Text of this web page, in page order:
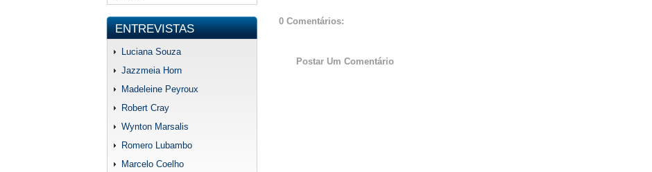
ENTREVISTAS
Luciana Souza
Jazzmeia Horn
Madeleine Peyroux
Robert Cray
Wynton Marsalis
Romero Lubambo
Marcelo Coelho
0 Comentários:
Postar Um Comentário